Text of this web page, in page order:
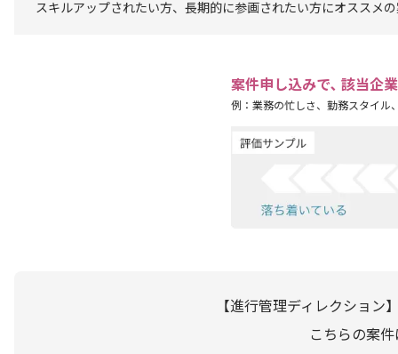
スキルアップされたい方、長期的に参画されたい方にオススメ
案件申し込みで､ 該当企
例：業務の忙しさ、勤務スタイル
【進行管理ディレクション
こちらの案